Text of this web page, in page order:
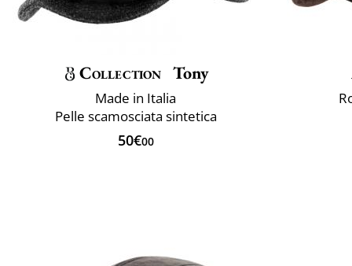
Collection Tony
Made in Italia
Pelle scamosciata sintetica
50€00